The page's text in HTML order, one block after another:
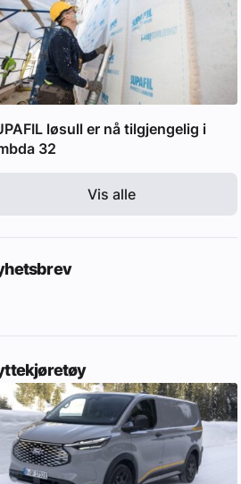
løsull er nå tilgjengelig i
32
Vis alle